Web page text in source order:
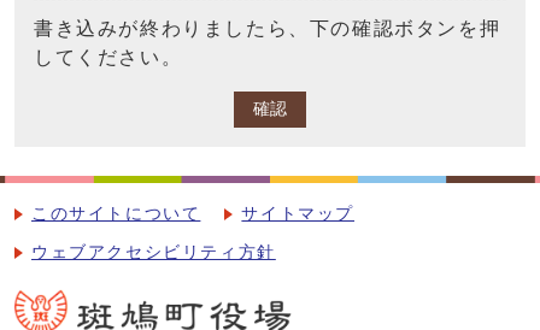
書き込みが終わりましたら、下の確認ボタンを押
してください。
確認
このサイトについて サイトマップ
ウェブアクセシビリティ方針